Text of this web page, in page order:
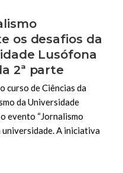
os desafios da
Lusófona
2ª parte
curso de Ciências da
da Universidade
evento “Jornalismo
universidade. A iniciativa